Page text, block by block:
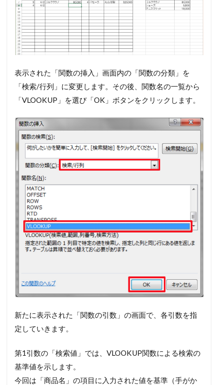
表示された「関数の挿入」画面内の「関数の分類」を
「検索/行列」に変更します。その後、関数名の一覧から
「VLOOKUP」を選び「OK」ボタンをクリックします。
新たに表示された「関数の引数」の画面で、各引数を指
定していきます。
第1引数の「検索値」では、VLOOKUP関数による検索の
基準値を示します。
今回は「商品名」の項目に入力された値を基準（手がか